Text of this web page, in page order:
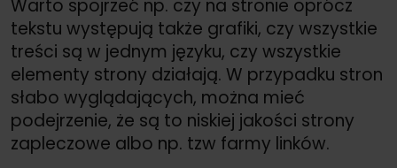
Warto spojrzeć np. czy na stronie oprócz
tekstu występują także grafiki, czy wszystkie
treści są w jednym języku, czy wszystkie
elementy strony działają. W przypadku stron
słabo wyglądających, można mieć
podejrzenie, że są to niskiej jakości strony
zapleczowe albo np. tzw farmy linków.